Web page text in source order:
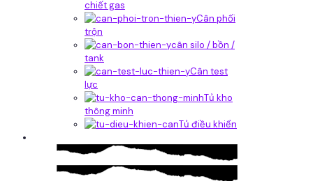
chiết gas
Cân phối
trộn
cân silo / bồn /
tank
Cân test
lực
Tủ kho
thông minh
Tủ điều khiển